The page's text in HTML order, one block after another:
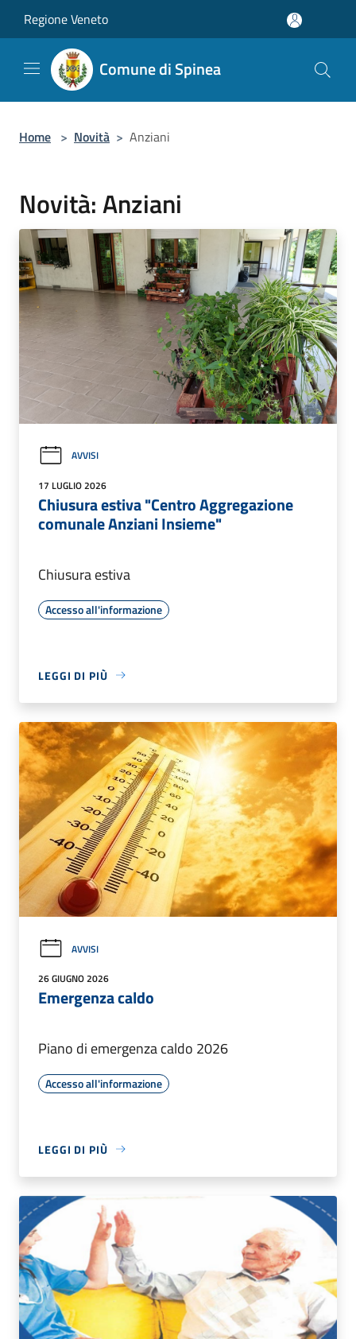
Regione Veneto
Comune di Spinea
Home > Novità > Anziani
Novità: Anziani
AVVISI
17 LUGLIO 2026
Chiusura estiva "Centro Aggregazione
comunale Anziani Insieme"
Chiusura estiva
Accesso all'informazione
LEGGI DI PIÙ
AVVISI
26 GIUGNO 2026
Emergenza caldo
Piano di emergenza caldo 2026
Accesso all'informazione
LEGGI DI PIÙ